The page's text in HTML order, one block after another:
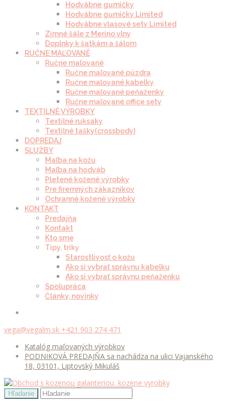
Hodvábne gumičky
Hodvábne gumičky Limited
Hodvábne vlasové sety Limited
Zimné šále z Merino vlny
Doplnky k šatkám a šálom
RUČNE MAĽOVANÉ
Ručne maľované
Ručne maľované púzdra
Ručne maľované kabelky
Ručne maľované peňaženky
Ručne maľované office sety
TEXTILNÉ VÝROBKY
Textilné ruksaky
Textilné tašky(crossbody)
DOPREDAJ
SLUŽBY
Maľba na kožu
Maľba na hodváb
Pletené kožené výrobky
Pre firemných zákazníkov
Ochranné kožené výrobky
KONTAKT
Predajňa
Kontakt
Kto sme
Tipy, triky
Starostlivosť o kožu
Ako si vybrať správnu kabelku
Ako si vybrať správnu peňaženku
Spolupráca
Články, novinky
vega@vegalm.sk +421 903 274 471
Katalóg maľovaných výrobkov
PODNIKOVÁ PREDAJŇA sa nachádza na ulici Vajanského
18, 03101, Liptovský Mikuláš